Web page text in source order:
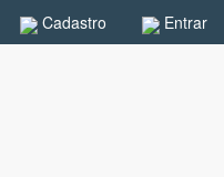
Cadastro Entrar